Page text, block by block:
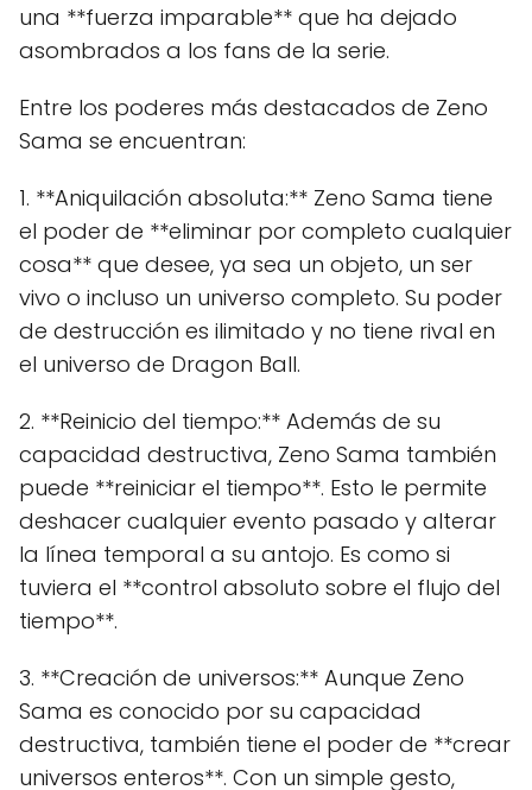
una **fuerza imparable** que ha dejado
asombrados a los fans de la serie.
Entre los poderes más destacados de Zeno
Sama se encuentran:
1. **Aniquilación absoluta:** Zeno Sama tiene
el poder de **eliminar por completo cualquier
cosa** que desee, ya sea un objeto, un ser
vivo o incluso un universo completo. Su poder
de destrucción es ilimitado y no tiene rival en
el universo de Dragon Ball.
2. **Reinicio del tiempo:** Además de su
capacidad destructiva, Zeno Sama también
puede **reiniciar el tiempo**. Esto le permite
deshacer cualquier evento pasado y alterar
la línea temporal a su antojo. Es como si
tuviera el **control absoluto sobre el flujo del
tiempo**.
3. **Creación de universos:** Aunque Zeno
Sama es conocido por su capacidad
destructiva, también tiene el poder de **crear
universos enteros**. Con un simple gesto,